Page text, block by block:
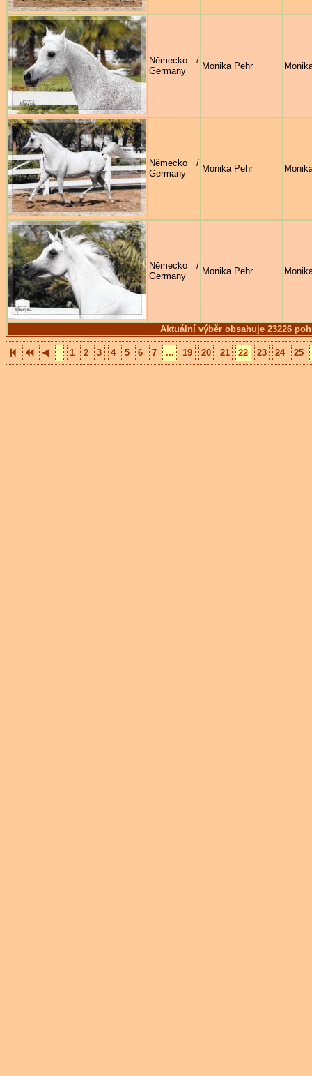
Aktuální výběr obsahuje 23226
Německo /
Germany
Monika Pehr
Německo /
Germany
Monika Pehr
Německo /
Germany
Monika Pehr
1 2 3 4 5 6 7 ... 19 20 21 22 23 24 25